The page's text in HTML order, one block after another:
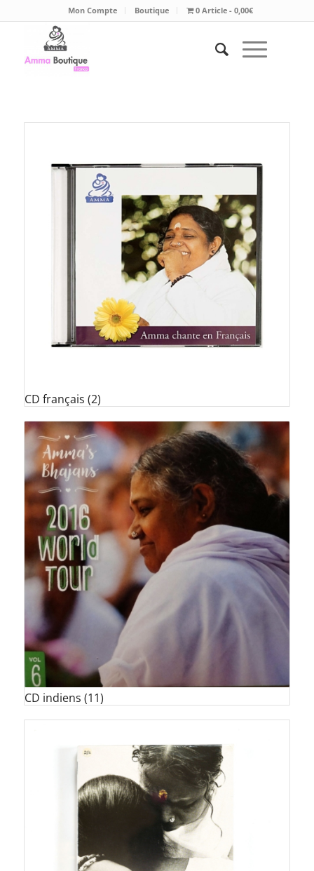
Mon Compte Boutique 0 Article 0,00€
CD français (2)
CD indiens (11)